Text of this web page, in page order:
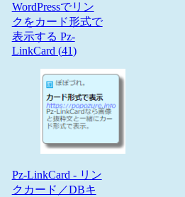
WordPressでリン
クをカード形式で
表示する Pz-
LinkCard (41)
Pz-LinkCard - リン
クカード／DBキ